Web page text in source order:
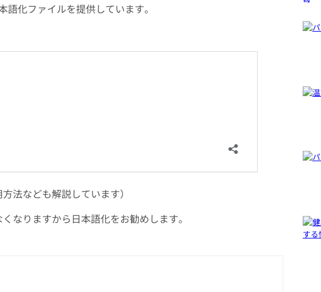
化ファイルを提供しています。
法なども解説しています）
なりますから日本語化をお勧めします。